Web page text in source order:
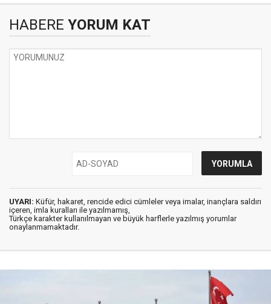
HABERE YORUM KAT
UYARI: Küfür, hakaret, rencide edici cümleler veya imalar, inançlara saldırı
içeren, imla kuralları ile yazılmamış,
Türkçe karakter kullanılmayan ve büyük harflerle yazılmış yorumlar
onaylanmamaktadır.